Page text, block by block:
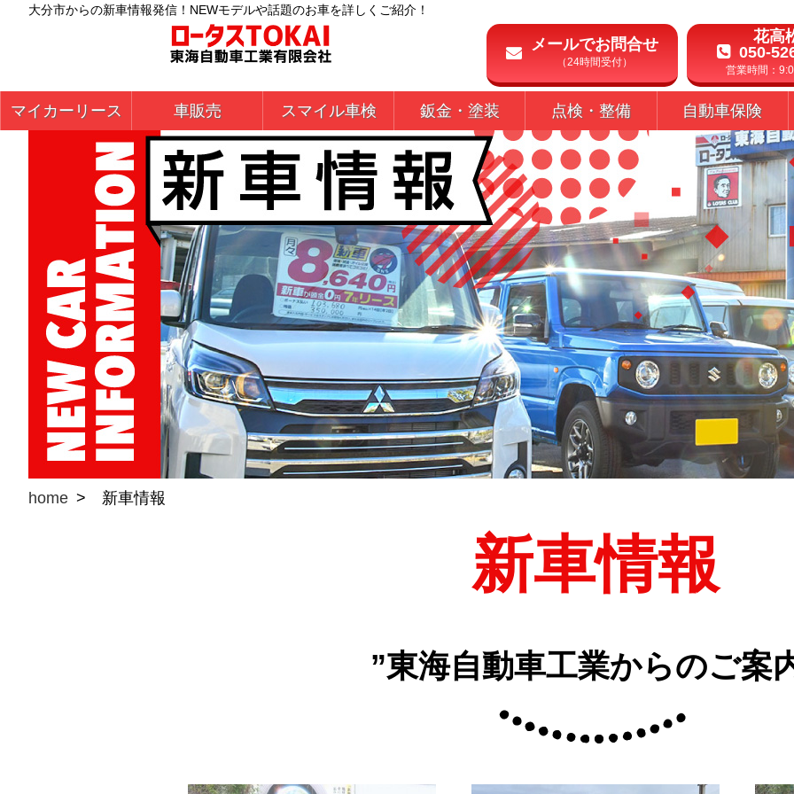
大分市からの新車情報発信！NEWモデルや話題のお車を詳しくご紹介！
メールでお問合せ
（24時間受付）
花高
050-
営業時間：
マイカーリース 車販売 スマイル車検 鈑金・塗装 点検・整備 自動車保険
home 新車情報
新車情報
”東海自動車工業からのご案